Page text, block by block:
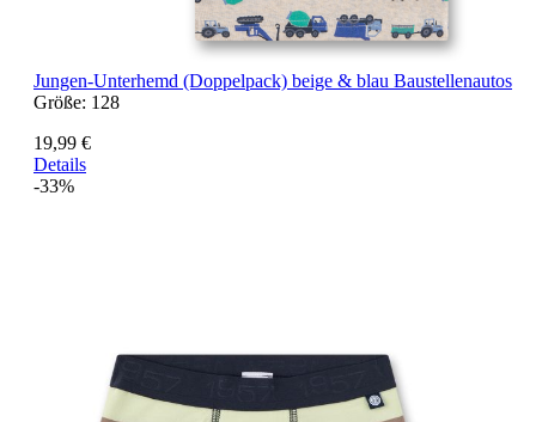
Jungen-Unterhemd (Doppelpack) beige & blau Baustellenautos
Größe: 128
19,99 €
Details
-33%